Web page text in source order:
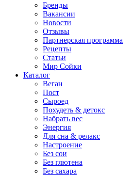
Бренды
Вакансии
Новости
Отзывы
Партнерская программа
Рецепты
Статьи
Мир Сойки
Каталог
Веган
Пост
Сыроед
Похудеть & детокс
Набрать вес
Энергия
Для сна & релакс
Настроение
Без сои
Без глютена
Без сахара